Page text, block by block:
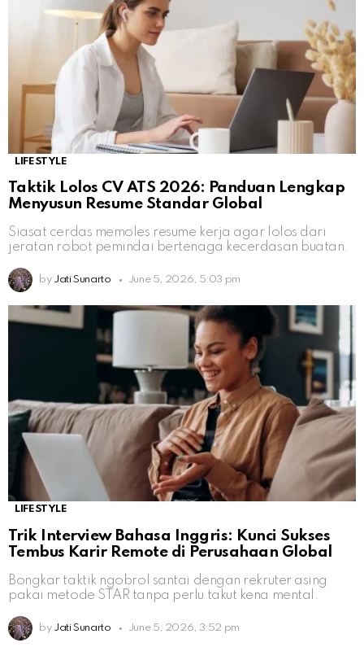
LIFESTYLE
Taktik Lolos CV ATS 2026: Panduan Lengkap
Menyusun Resume Standar Global
Siasat cerdas memoles resume kerja agar lolos dari
jeratan robot pemindai bertenaga kecerdasan buatan.
by Jati Sunarto June 5, 2026, 5:03 pm
LIFESTYLE
Trik Interview Bahasa Inggris: Kunci Sukses
Tembus Karir Remote di Perusahaan Global
Bongkar taktik ngobrol santai dengan rekruter asing
pakai metode STAR tanpa perlu takut kena mental.
by Jati Sunarto June 5, 2026, 3:52 pm